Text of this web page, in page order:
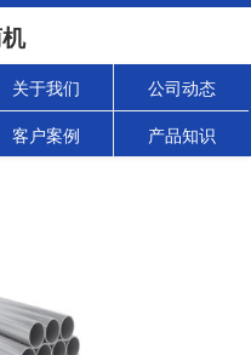
关于我们 公司动态
客户案例 产品知识